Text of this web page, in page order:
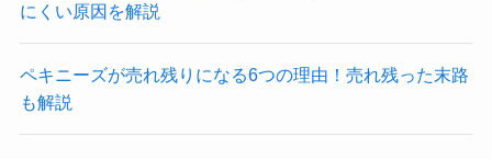
にくい原因を解説
ペキニーズが売れ残りになる6つの理由！売れ残った末路
も解説